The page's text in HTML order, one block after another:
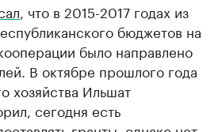
, что в 2015-2017 годах из
бюджетов на
было направлено
В октябре прошлого года
хозяйства Ильшат
сегодня есть